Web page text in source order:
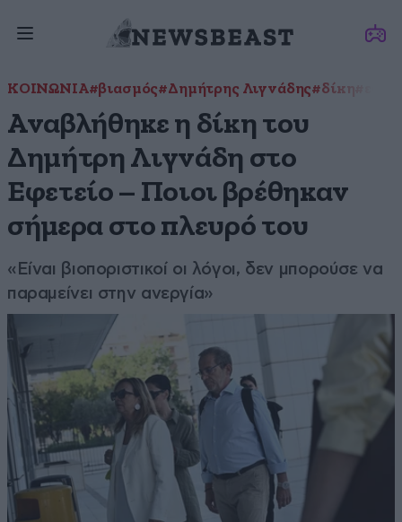
ΚΟΙΝΩΝΙΑ#βιασμός#Δημήτρης Λιγνάδης#δίκη
Αναβλήθηκε η δίκη του
Δημήτρη Λιγνάδη στο
Εφετείο – Ποιοι βρέθηκαν
σήμερα στο πλευρό του
«Είναι βιοποριστικοί οι λόγοι, δεν μπορούσε να
παραμείνει στην ανεργία»